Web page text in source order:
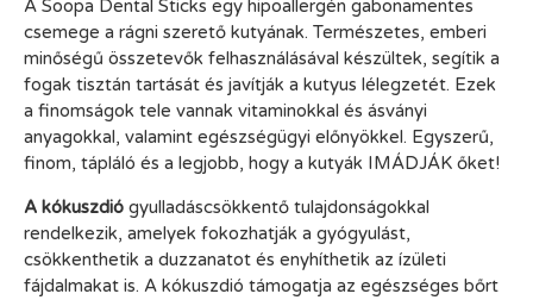
A Soopa Dental Sticks egy hipoallergén gabonamentes
csemege a rágni szerető kutyának. Természetes, emberi
minőségű összetevők felhasználásával készültek, segítik a
fogak tisztán tartását és javítják a kutyus lélegzetét. Ezek
a finomságok tele vannak vitaminokkal és ásványi
anyagokkal, valamint egészségügyi előnyökkel. Egyszerű,
finom, tápláló és a legjobb, hogy a kutyák IMÁDJÁK őket!
A kókuszdió gyulladáscsökkentő tulajdonságokkal
rendelkezik, amelyek fokozhatják a gyógyulást,
csökkenthetik a duzzanatot és enyhíthetik az ízületi
fájdalmakat is. A kókuszdió támogatja az egészséges bőrt